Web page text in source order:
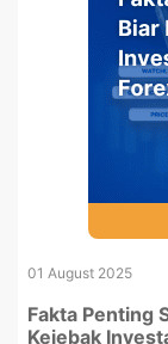
01 August 2025
Fakta Penting
Kejebak